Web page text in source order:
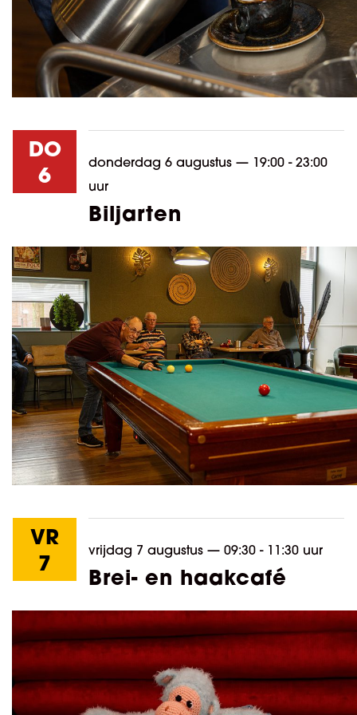
DO
6
donderdag 6 augustus — 19:00 - 23:00
uur
Biljarten
VR
7
vrijdag 7 augustus — 09:30 - 11:30 uur
Brei- en haakcafé